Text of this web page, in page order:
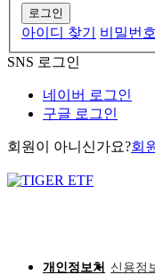
로그인
아이디 찾기
비밀번
SNS 로그인
네이버 로그인
구글 로그인
회원이 아니신가요?회
개인정보처
신용정